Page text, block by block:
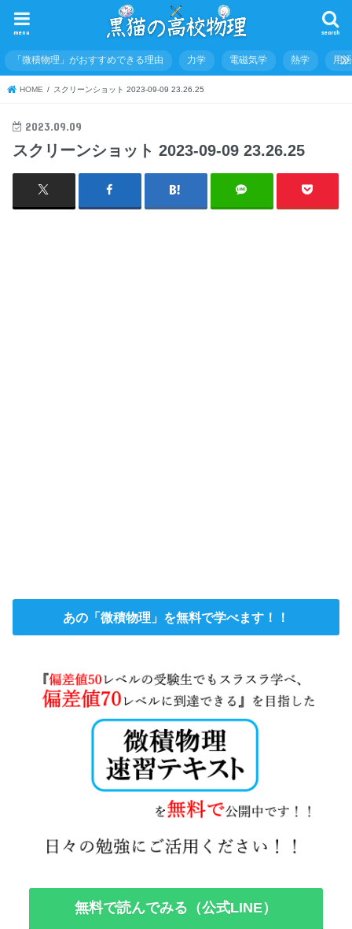
search
menu
「微積物理」がおすすめできる理由 力学 電磁気学 熱学 用
HOME スクリーンショット 2023-09-09 23.26.25
2023.09.09
スクリーンショット 2023-09-09 23.26.25
あの「微積物理」を無料で学べます！！
無料で読んでみる（公式LINE）